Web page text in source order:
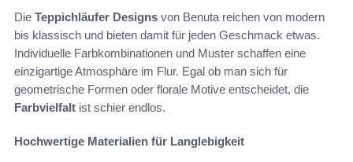
Die Teppichläufer Designs von Benuta reichen von modern
bis klassisch und bieten damit für jeden Geschmack etwas.
Individuelle Farbkombinationen und Muster schaffen eine
einzigartige Atmosphäre im Flur. Egal ob man sich für
geometrische Formen oder florale Motive entscheidet, die
Farbvielfalt ist schier endlos.
Hochwertige Materialien für Langlebigkeit